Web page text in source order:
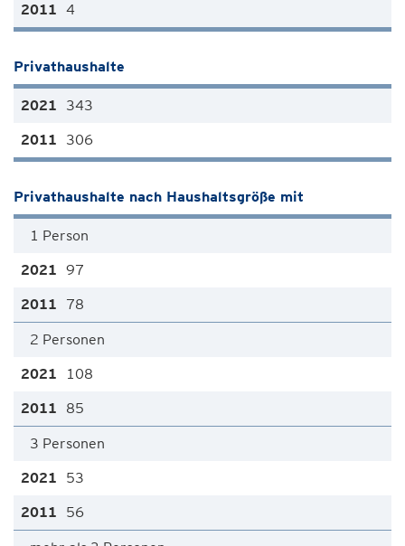
4
Privathaushalte
343
306
Privathaushalte nach Haushaltsgröße mit
1 Person
97
78
2 Personen
108
85
3 Personen
53
56